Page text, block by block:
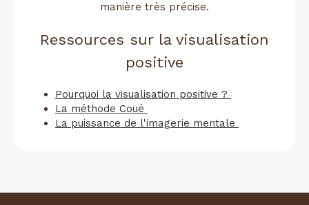
manière très précise.
Ressources sur la visualisation
positive
Pourquoi la visualisation positive ?
La méthode Coué
La puissance de l'imagerie mentale